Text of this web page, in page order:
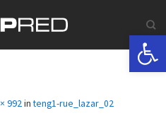
992inteng1-rue_lazar_02